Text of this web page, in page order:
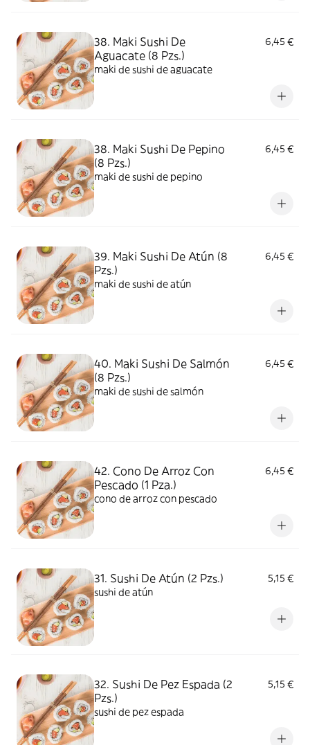
38. Maki Sushi De
Aguacate (8 Pzs.)
6,45 €
maki de sushi de aguacate
38. Maki Sushi De Pepino
(8 Pzs.)
6,45 €
maki de sushi de pepino
39. Maki Sushi De Atún (8
Pzs.)
6,45 €
maki de sushi de atún
40. Maki Sushi De Salmón
(8 Pzs.)
6,45 €
maki de sushi de salmón
42. Cono De Arroz Con
Pescado (1 Pza.)
6,45 €
cono de arroz con pescado
31. Sushi De Atún (2 Pzs.)
5,15 €
sushi de atún
32. Sushi De Pez Espada (2
Pzs.)
5,15 €
sushi de pez espada